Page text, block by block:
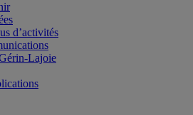
d’activités
Lajoie